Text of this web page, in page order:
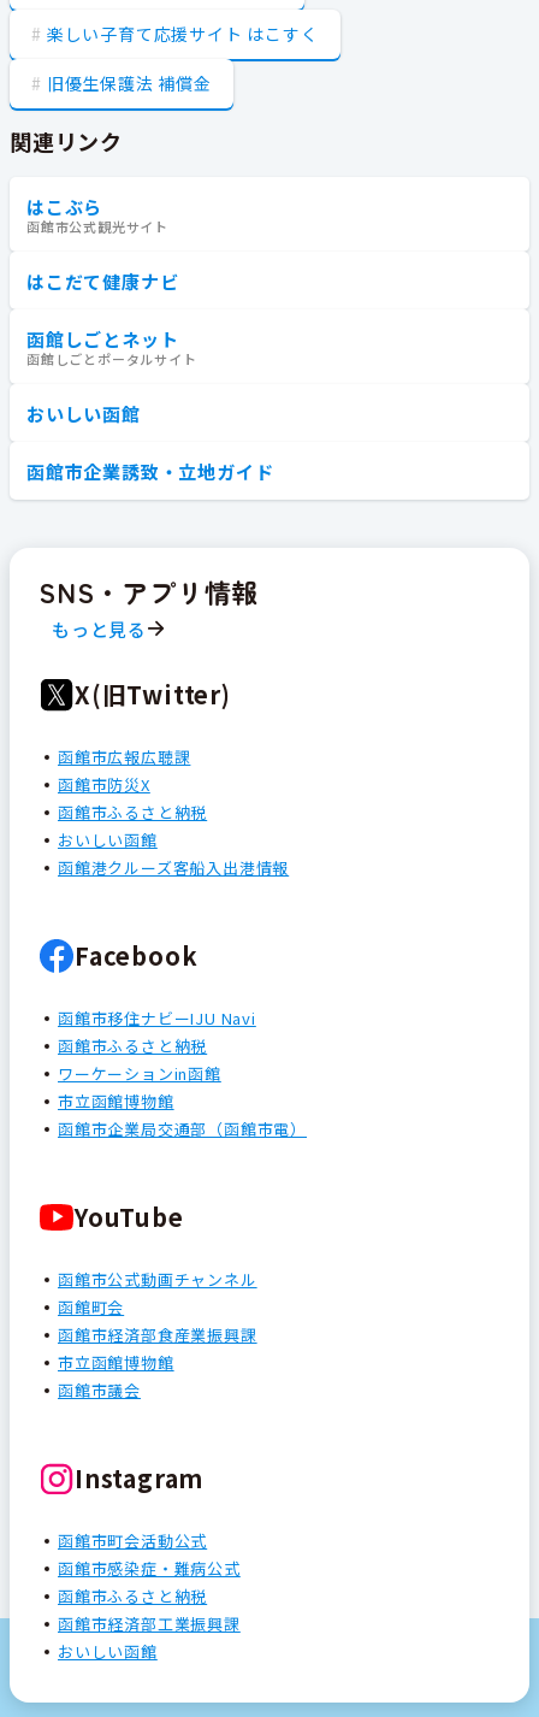
楽しい子育て応援サイト はこすく
旧優生保護法 補償金
関連リンク
はこぶら
函館市公式観光サイト
はこだて健康ナビ
函館しごとネット
函館しごとポータルサイト
おいしい函館
函館市企業誘致・立地ガイド
SNS・アプリ情報
もっと見る
X(旧Twitter)
函館市広報広聴課
函館市防災X
函館市ふるさと納税
おいしい函館
函館港クルーズ客船入出港情報
Facebook
函館市移住ナビーIJU Navi
函館市ふるさと納税
ワーケーションin函館
市立函館博物館
函館市企業局交通部（函館市電）
YouTube
函館市公式動画チャンネル
函館町会
函館市経済部食産業振興課
市立函館博物館
函館市議会
Instagram
函館市町会活動公式
函館市感染症・難病公式
函館市ふるさと納税
函館市経済部工業振興課
おいしい函館